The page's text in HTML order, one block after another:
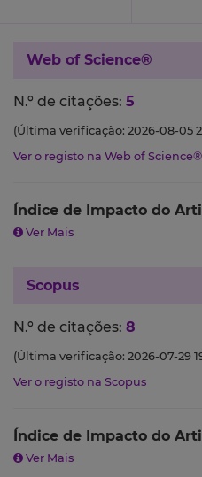
Web of Science®
N.º de citações: 5
(Última verificação: 2026-08-05
Ver o registo na Web of Science®
Índice de Impacto do
Ver Mais
Scopus
N.º de citações: 8
(Última verificação: 2026-07-29
Ver o registo na Scopus
Índice de Impacto do
Ver Mais